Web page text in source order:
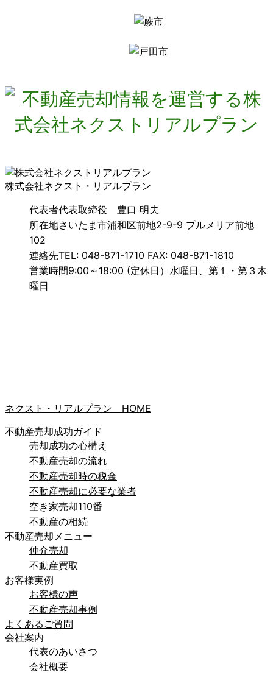
株式会社ネクスト・リアルプラン
代表者代表取締役 豊口 明夫
所在地さいたま市浦和区前地2-9-9 プルメリア前地
102
連絡先TEL: 048-871-1710 FAX: 048-871-1810
営業時間9:00～18:00 (定休日）水曜日、第１・第３木
曜日
ネクスト・リアルプラン HOME
不動産売却成功ガイド
売却成功の心構え
不動産売却の流れ
不動産売却時の税金
不動産売却に必要な業者
空き家売却110番
不動産の相続
不動産売却メニュー
仲介売却
不動産買取
お客様実例
お客様の声
不動産売却事例
よくあるご質問
会社案内
代表のあいさつ
会社概要